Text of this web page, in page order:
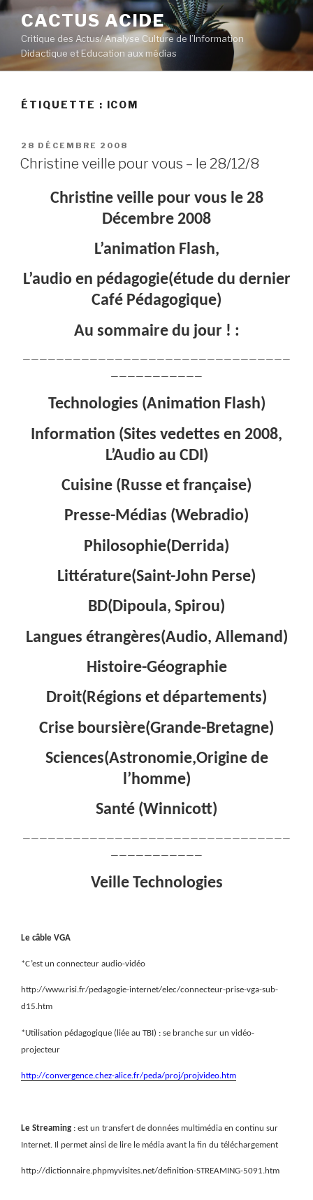
Aller
contenu
principal
CACTUS ACIDE
Critique des Actus/ Analyse Culture de l’Information
Didactique et Education aux médias
ÉTIQUETTE : ICOM
PUBLIÉ
LE
28 DÉCEMBRE 2008
Christine veille pour vous – le 28/12/8
Christine veille pour vous le 28
Décembre 2008
L’animation Flash,
L’audio en pédagogie(étude du dernier
Café Pédagogique)
Au sommaire du jour ! :
————————————————————————————————
———————————
Technologies (Animation Flash)
Information (Sites vedettes en 2008,
L’Audio au CDI)
Cuisine (Russe et française)
Presse-Médias (Webradio)
Philosophie(Derrida)
Littérature(Saint-John Perse)
BD(Dipoula, Spirou)
Langues étrangères(Audio, Allemand)
Histoire-Géographie
Droit(Régions et départements)
Crise boursière(Grande-Bretagne)
Sciences(Astronomie,Origine de
l’homme)
Santé (Winnicott)
————————————————————————————————
———————————
Veille Technologies
Le câble VGA
*C’est un connecteur audio-vidéo
http://www.risi.fr/pedagogie-internet/elec/connecteur-prise-vga-sub-
d15.htm
*Utilisation pédagogique (liée au TBI) : se branche sur un vidéo-
projecteur
http://convergence.chez-alice.fr/peda/proj/projvideo.htm
Le Streaming : est un transfert de données multimédia en continu sur
Internet. Il permet ainsi de lire le média avant la fin du téléchargement
http://dictionnaire.phpmyvisites.net/definition-STREAMING-5091.htm